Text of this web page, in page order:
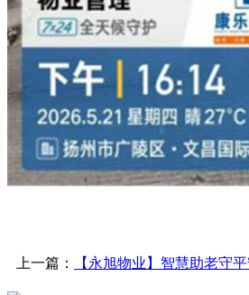
上一篇： 【永旭物业】智慧助老守